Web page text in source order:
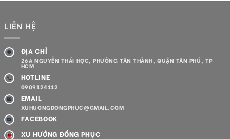
LIÊN HỆ
ĐỊA CHỈ
26A NGUYỄN THÁI HỌC, PHƯỜNG TÂN THÀNH, QUẬN TÂN PHÚ, TP
HCM
HOTLINE
0909124112
EMAIL
XUHUONGDONGPHUC@GMAIL.COM
FACEBOOK
XU HƯỚNG ĐỒNG PHỤC